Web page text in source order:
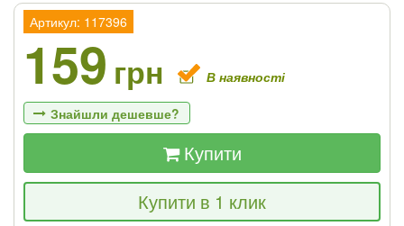
Артикул: 117396
159 грн В наявності
Знайшли дешевше?
Якщо Ви знайдете товар дешевше - ми
знизимо ціну і подаруємо % від різниці
Купити
Купити в 1 клик